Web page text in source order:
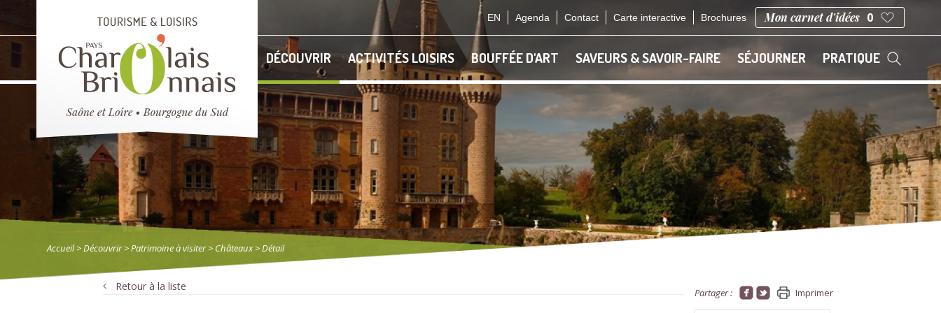
EN Agenda Contact Carte interactive Brochures Mon carnet d'idées 0
DÉCOUVRIR ACTIVITÉS LOISIRS BOUFFÉE D'ART SAVEURS & SAVOIR-FAIRE SÉJOURNER PRATIQUE
Accueil> Découvrir>Patrimoine à visiter> Châteaux> Détail
Retour à la liste Partager : Imprimer